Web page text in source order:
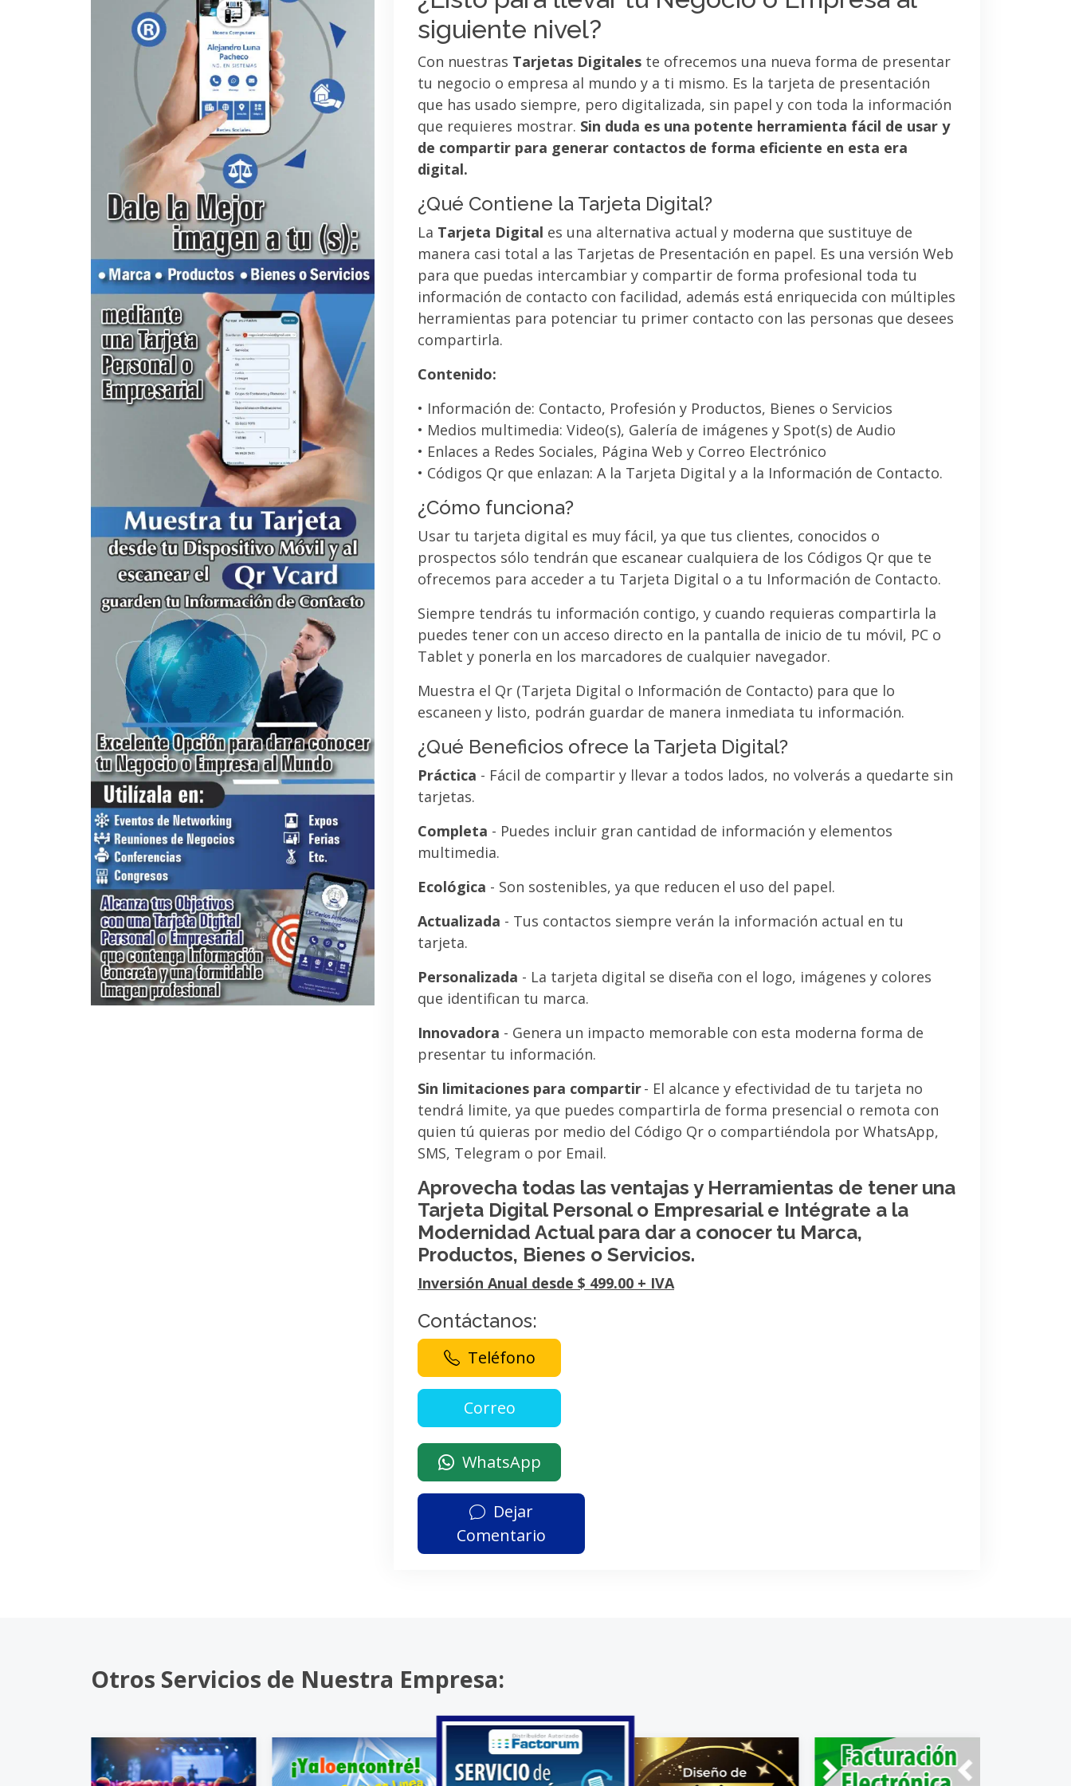
siguiente nivel?
Con nuestras Tarjetas Digitales te ofrecemos una nueva forma de presentar
tu negocio o empresa al mundo y a ti mismo. Es la tarjeta de presentación
que has usado siempre, pero digitalizada, sin papel y con toda la información
que requieres mostrar. Sin duda es una potente herramienta fácil de usar y
de compartir para generar contactos de forma eficiente en esta era
digital.
¿Qué Contiene la Tarjeta Digital?
La Tarjeta Digital es una alternativa actual y moderna que sustituye de
manera casi total a las Tarjetas de Presentación en papel. Es una versión Web
para que puedas intercambiar y compartir de forma profesional toda tu
información de contacto con facilidad, además está enriquecida con múltiples
herramientas para potenciar tu primer contacto con las personas que desees
compartirla.
Contenido:
• Información de: Contacto, Profesión y Productos, Bienes o Servicios
• Medios multimedia: Video(s), Galería de imágenes y Spot(s) de Audio
• Enlaces a Redes Sociales, Página Web y Correo Electrónico
• Códigos Qr que enlazan: A la Tarjeta Digital y a la Información de Contacto.
¿Cómo funciona?
Usar tu tarjeta digital es muy fácil, ya que tus clientes, conocidos o
prospectos sólo tendrán que escanear cualquiera de los Códigos Qr que te
ofrecemos para acceder a tu Tarjeta Digital o a tu Información de Contacto.
Siempre tendrás tu información contigo, y cuando requieras compartirla la
puedes tener con un acceso directo en la pantalla de inicio de tu móvil, PC o
Tablet y ponerla en los marcadores de cualquier navegador.
Muestra el Qr (Tarjeta Digital o Información de Contacto) para que lo
escaneen y listo, podrán guardar de manera inmediata tu información.
¿Qué Beneficios ofrece la Tarjeta Digital?
Práctica - Fácil de compartir y llevar a todos lados, no volverás a quedarte sin
tarjetas.
Completa - Puedes incluir gran cantidad de información y elementos
multimedia.
Ecológica - Son sostenibles, ya que reducen el uso del papel.
Actualizada - Tus contactos siempre verán la información actual en tu
tarjeta.
Personalizada - La tarjeta digital se diseña con el logo, imágenes y colores
que identifican tu marca.
Innovadora - Genera un impacto memorable con esta moderna forma de
presentar tu información.
Sin limitaciones para compartir- El alcance y efectividad de tu tarjeta no
tendrá limite, ya que puedes compartirla de forma presencial o remota con
quien tú quieras por medio del Código Qr o compartiéndola por WhatsApp,
SMS, Telegram o por Email.
Aprovecha todas las ventajas y Herramientas de tener una
Tarjeta Digital Personal o Empresarial e Intégrate a la
Modernidad Actual para dar a conocer tu Marca,
Productos, Bienes o Servicios.
Inversión Anual desde $ 499.00 + IVA
Contáctanos:
Teléfono
WhatsApp
Dejar
Comentario
Otros Servicios de Nuestra Empresa: